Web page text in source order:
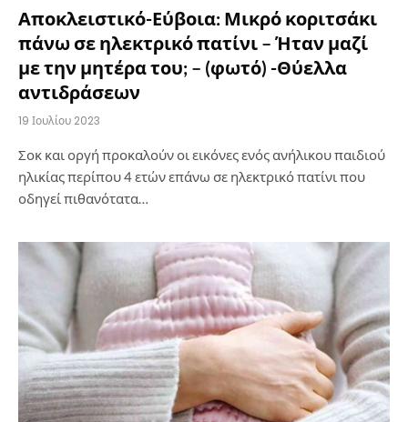
Αποκλειστικό-Εύβοια: Μικρό κοριτσάκι
πάνω σε ηλεκτρικό πατίνι – Ήταν μαζί
με την μητέρα του; – (φωτό) -Θύελλα
αντιδράσεων
19 Ιουλίου 2023
Σοκ και οργή προκαλούν οι εικόνες ενός ανήλικου παιδιού
ηλικίας περίπου 4 ετών επάνω σε ηλεκτρικό πατίνι που
οδηγεί πιθανότατα…